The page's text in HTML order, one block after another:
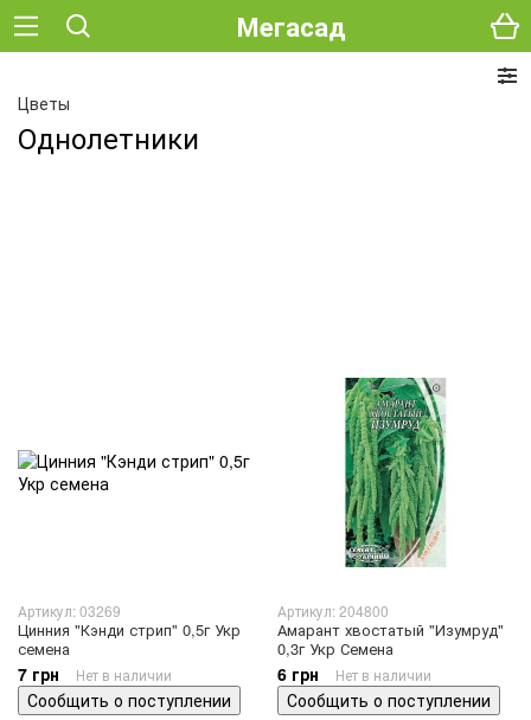
Мегасад
Цветы
Однолетники
Артикул: 03269
Цинния "Кэнди стрип" 0,5г Укр
семена
7 грн Нет в наличии
Сообщить о поступлении
Артикул: 204800
Амарант хвостатый "Изумруд"
0,3г Укр Семена
6 грн Нет в наличии
Сообщить о поступлении